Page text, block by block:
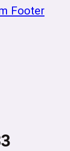
Footer